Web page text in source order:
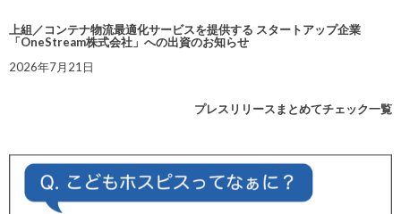
上組／コンテナ物流最適化サービスを提供する スタートアップ企業
「OneStream株式会社」への出資のお知らせ
2026年7月21日
プレスリリースまとめてチェック一覧